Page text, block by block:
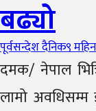
बढ्यो
Author
पूर्वसन्देश दैनिक
on
९
दमक/ नेपाल
लामो अवधिसम्म